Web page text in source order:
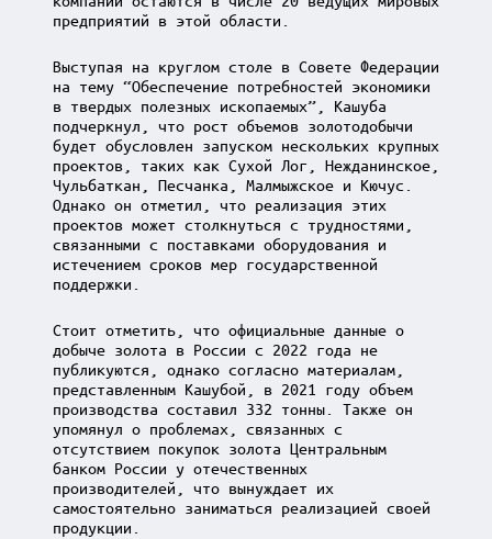
предприятий в этой области.
Выступая на круглом столе в Совете Федерации
на тему “Обеспечение потребностей экономики
в твердых полезных ископаемых”, Кашуба
подчеркнул, что рост объемов золотодобычи
будет обусловлен запуском нескольких крупных
проектов, таких как Сухой Лог, Нежданинское,
Чульбаткан, Песчанка, Малмыжское и Кючус.
Однако он отметил, что реализация этих
проектов может столкнуться с трудностями,
связанными с поставками оборудования и
истечением сроков мер государственной
поддержки.
Стоит отметить, что официальные данные о
добыче золота в России с 2022 года не
публикуются, однако согласно материалам,
представленным Кашубой, в 2021 году объем
производства составил 332 тонны. Также он
упомянул о проблемах, связанных с
отсутствием покупок золота Центральным
банком России у отечественных
производителей, что вынуждает их
самостоятельно заниматься реализацией своей
продукции.